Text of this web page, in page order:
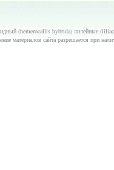
(hemerocallis hybrida) лилейные
материалов сайта разрешается при